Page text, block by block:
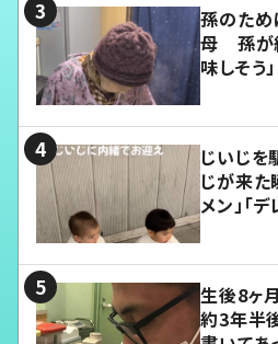
孫のため
母 孫が
味しそう
じいじ
じが来た
メン」「
生後8ヶ
約3年半